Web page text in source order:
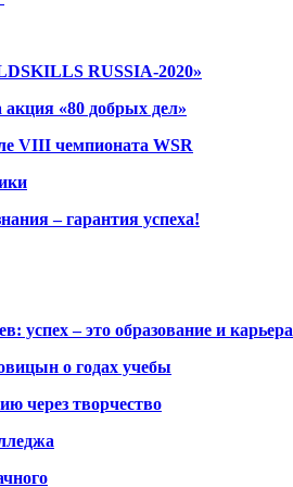
RUSSIA-2020»
«80 добрых дел»
VIII чемпионата WSR
– гарантия успеха!
– это образование и карьера
о годах учебы
через творчество